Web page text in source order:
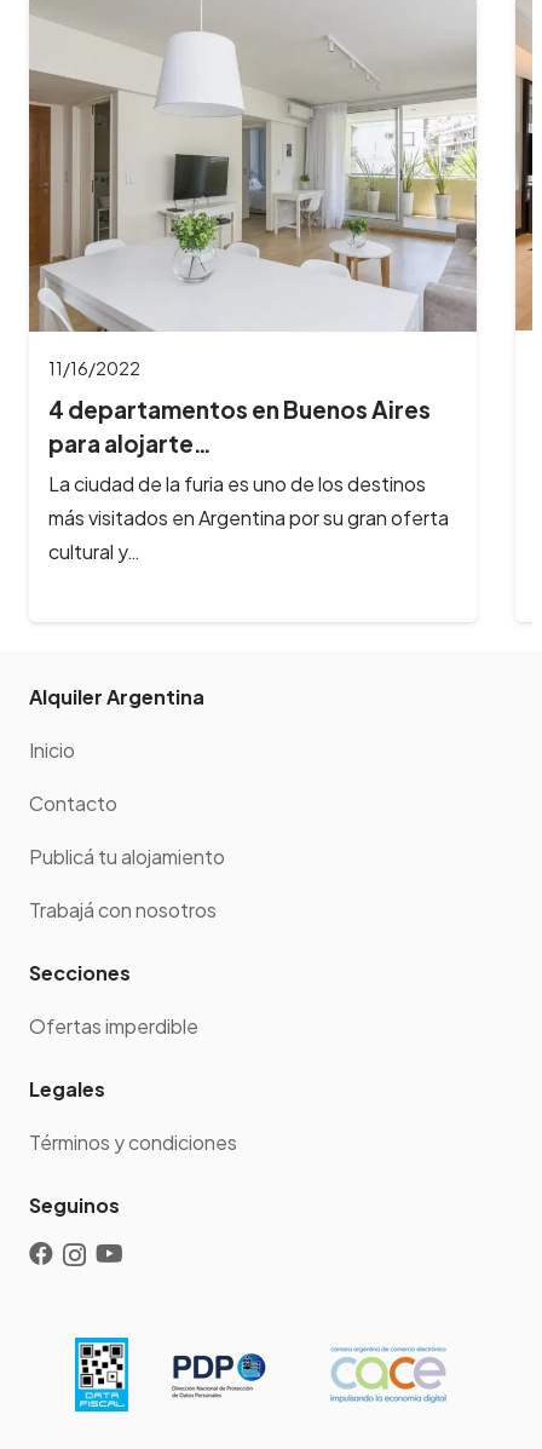
11/16/2022
4 departamentos en Buenos Aires
para alojarte…
La ciudad de la furia es uno de los destinos
más visitados en Argentina por su gran oferta
cultural y…
Alquiler Argentina
Inicio
Contacto
Publicá tu alojamiento
Trabajá con nosotros
Secciones
Ofertas imperdible
Legales
Términos y condiciones
Seguinos